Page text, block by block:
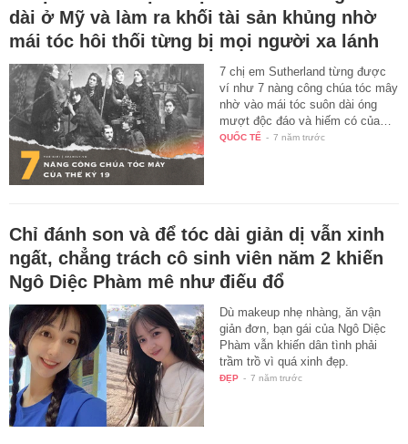
dài ở Mỹ và làm ra khối tài sản khủng nhờ
mái tóc hôi thối từng bị mọi người xa lánh
7 chị em Sutherland từng được
ví như 7 nàng công chúa tóc mây
nhờ vào mái tóc suôn dài óng
mượt độc đáo và hiếm có của…
QUỐC TẾ - 7 năm trước
Chỉ đánh son và để tóc dài giản dị vẫn xinh
ngất, chẳng trách cô sinh viên năm 2 khiến
Ngô Diệc Phàm mê như điếu đổ
Dù makeup nhẹ nhàng, ăn vận
giản đơn, bạn gái của Ngô Diệc
Phàm vẫn khiến dân tình phải
trầm trồ vì quá xinh đẹp.
ĐẸP - 7 năm trước